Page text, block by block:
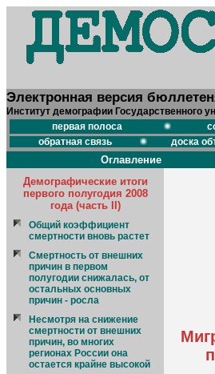
Электронная версия
Институт демографии Государственного
первая полоса
обратная связь
доска
Оглавление
Демографические итоги
первого полугодия 2008
года (часть II)
Общий коэффициент
смертности вновь растет
Смертность от внешних
причин в первом
полугодии снижалась, от
остальных основных
причин - росла
Несмотря на снижение
смертности от внешних
причин, во многих
регионах России она
остается крайне высокой